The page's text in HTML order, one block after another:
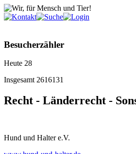
Besucherzähler
Heute 28
Insgesamt2616131
Recht - Länderrecht -
Hund und Halter e.V.